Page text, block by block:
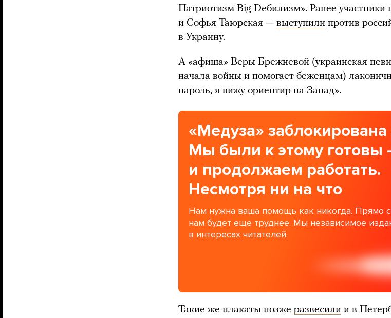
Патриотизм Big Dебилизм». Ранее
и Софья Таюрская — выступили против
в Украину.
А «афиша» Веры Брежневой (украинская
начала войны и помогает беженцам)
пароль, я вижу ориентир на Запад».
«Медуза» заблокирована
Мы были к этому готовы
и продолжаем работать.
Несмотря ни на что
Нам нужна ваша помощь как никогда. Прямо
нам будет еще труднее. Мы независимое
в интересах читателей.
Такие же плакаты позже развесили и в